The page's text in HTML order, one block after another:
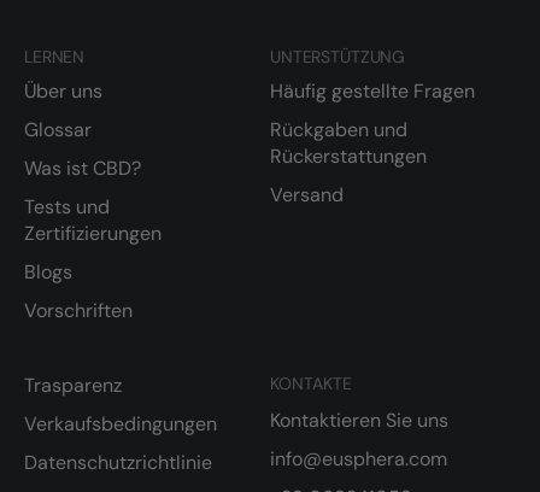
LERNEN
Über uns
Glossar
Was ist CBD?
Tests und
Zertifizierungen
Blogs
Vorschriften
KONTAKTE
Kontaktieren Sie uns
info@eusphera.com
UNTERSTÜTZUNG
Häufig gestellte Fragen
Rückgaben und
Rückerstattungen
Versand
Trasparenz
Verkaufsbedingungen
Datenschutzrichtlinie